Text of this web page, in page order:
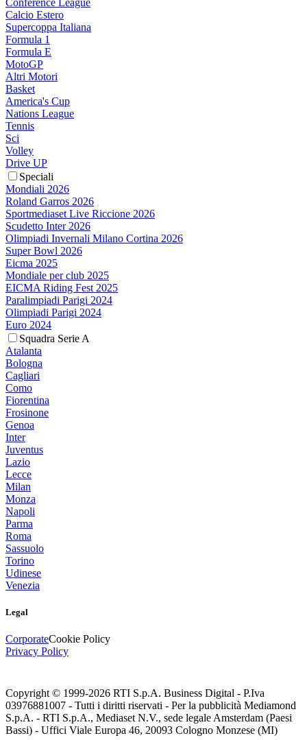
Calcio Estero
Supercoppa Italiana
Formula 1
Formula E
MotoGP
Altri Motori
Basket
America's Cup
Nations League
Tennis
Sci
Volley
Drive UP
Speciali
Mondiali 2026
Roland Garros 2026
Sportmediaset Live Riccione 2026
Scudetto Inter 2026
Olimpiadi Invernali Milano Cortina 2026
Super Bowl 2026
Eicma 2025
Mondiale per club 2025
EICMA Riding Fest 2025
Paralimpiadi Parigi 2024
Olimpiadi Parigi 2024
Euro 2024
Squadra Serie A
Atalanta
Bologna
Cagliari
Como
Fiorentina
Frosinone
Genoa
Inter
Juventus
Lazio
Lecce
Milan
Monza
Napoli
Parma
Roma
Sassuolo
Torino
Udinese
Venezia
Legal
CorporateCookie Policy
Privacy Policy
Copyright © 1999-2026 RTI S.p.A. Business Digital - P.Iva
03976881007 - Tutti i diritti riservati - Per la pubblicità Mediamond
S.p.A. - RTI S.p.A., Mediaset N.V., sede legale Amsterdam (Paesi
Bassi) - Uffici Viale Europa 46, 20093 Cologno Monzese (MI)